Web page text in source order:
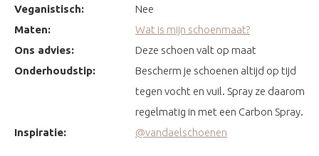
Veganistisch:
Nee
Maten:
Wat is mijn schoenmaat?
Ons advies:
Deze schoen valt op maat
Onderhoudstip:
Bescherm je schoenen altijd op tijd
tegen vocht en vuil. Spray ze daarom
regelmatig in met een Carbon Spray.
Inspiratie:
@vandaelschoenen